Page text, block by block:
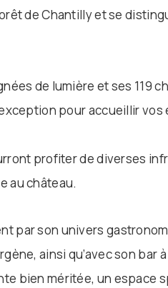
de Chantilly et se
de lumière et ses 119
pour accueillir vos
profiter de diverses
au château.
par son univers
ainsi qu’avec son bar
bien méritée, un espace